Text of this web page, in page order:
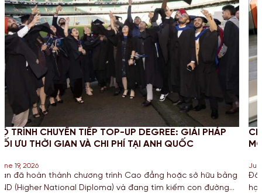
GIẢI PHÁP
QUỐC
hoặc sở hữu bằng
kiếm con đường
CHINH PHỤC STEM OPT 2026: CẬP
MỚI VÀ NGHĨA VỤ BÁO CÁO CHO
Đối với các bạn Sinh viên đang theo đuổi
học, Công nghệ, Kỹ thuật và Toán học tại